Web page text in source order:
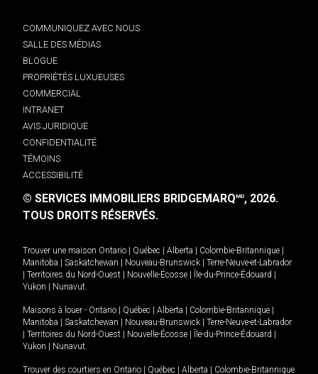
COMMUNIQUEZ AVEC NOUS
SALLE DES MÉDIAS
BLOGUE
PROPRIÉTÉS LUXUEUSES
COMMERCIAL
INTRANET
AVIS JURIDIQUE
CONFIDENTIALITÉ
TÉMOINS
ACCESSIBILITÉ
© SERVICES IMMOBILIERS BRIDGEMARQMD, 2026.
TOUS DROITS RÉSERVÉS.
Trouver une maison Ontario Québec Alberta Colombie-Britannique
Manitoba
Saskatchewan Nouveau-Brunswick
Terre-Neuve-et-Labrador
Territoires du Nord-Ouest Nouvelle-Écosse Île-du-Prince-Édouard
Yukon
Nunavut.
Maisons à louer - Ontario Québec Alberta Colombie-Britannique
Manitoba
Saskatchewan Nouveau-Brunswick
Terre-Neuve-et-Labrador
Territoires du Nord-Ouest Nouvelle-Écosse Île-du-Prince-Édouard
Yukon
Nunavut.
Trouver des courtiers en Ontario Québec Alberta
Colombie-Britannique